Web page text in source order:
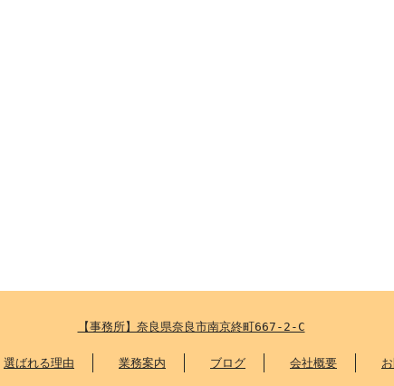
【事務所】奈良県奈良市南京終町667-2-C
選ばれる理由 業務案内 ブログ 会社概要